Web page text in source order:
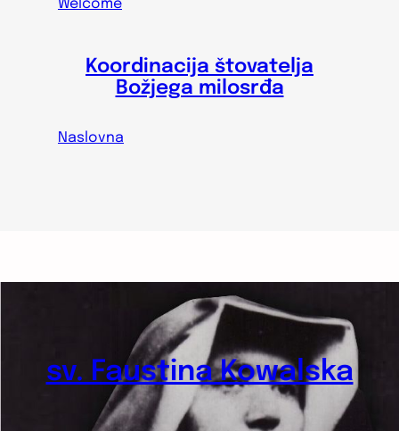
Welcome
Koordinacija štovatelja
Božjega milosrđa
Naslovna
sv. Faustina Kowalska